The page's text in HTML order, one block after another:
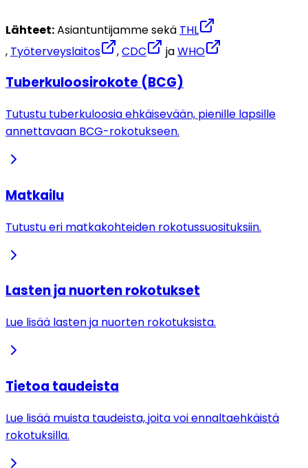
Lähteet: Asiantuntijamme sekä THL
, Työterveyslaitos , CDC ja WHO
Tuberkuloosirokote (BCG)
Tutustu tuberkuloosia ehkäisevään, pienille lapsille
annettavaan BCG-rokotukseen.
Matkailu
Tutustu eri matkakohteiden rokotussuosituksiin.
Lasten ja nuorten rokotukset
Lue lisää lasten ja nuorten rokotuksista.
Tietoa taudeista
Lue lisää muista taudeista, joita voi ennaltaehkäistä
rokotuksilla.